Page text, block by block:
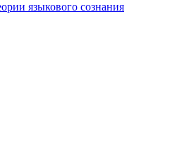
языкового сознания